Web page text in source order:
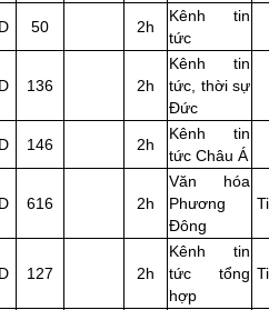
50 2h
Kênh tin
tức
136 2h
Kênh tin
tức, thời sự
Đức
146 2h
Kênh tin
tức Châu Á
616 2h
Văn hóa
Phương
Đông
127 2h
Kênh tin
tức tổng
hợp